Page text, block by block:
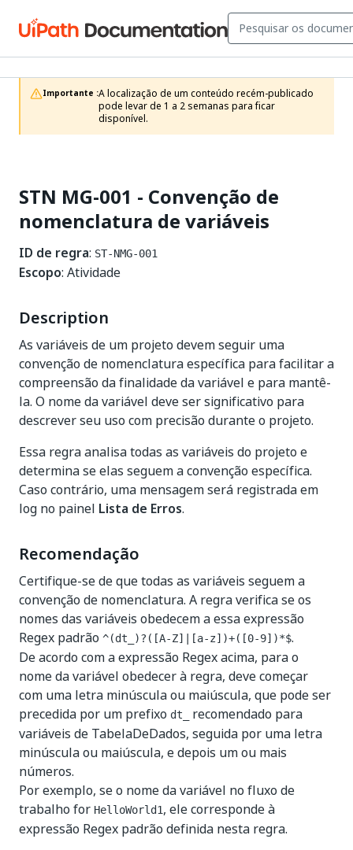
Importante :A localização de um conteúdo recém-publicado
pode levar de 1 a 2 semanas para ficar
disponível.
STN MG-001 - Convenção de
nomenclatura de variáveis
ID de regra: ST-NMG-001
Escopo: Atividade
Description
As variáveis de um projeto devem seguir uma
convenção de nomenclatura específica para facilitar a
compreensão da finalidade da variável e para mantê-
la. O nome da variável deve ser significativo para
descrever seu uso com precisão durante o projeto.
Essa regra analisa todas as variáveis do projeto e
determina se elas seguem a convenção específica.
Caso contrário, uma mensagem será registrada em
log no painel Lista de Erros.
Recomendação
Certifique-se de que todas as variáveis seguem a
convenção de nomenclatura. A regra verifica se os
nomes das variáveis obedecem a essa expressão
Regex padrão ^(dt_)?([A-Z]|[a-z])+([0-9])*$.
De acordo com a expressão Regex acima, para o
nome da variável obedecer à regra, deve começar
com uma letra minúscula ou maiúscula, que pode ser
precedida por um prefixo dt_
recomendado para
variáveis de TabelaDeDados, seguida por uma letra
minúscula ou maiúscula, e depois um ou mais
números.
Por exemplo, se o nome da variável no fluxo de
trabalho for HelloWorld1, ele corresponde à
expressão Regex padrão definida nesta regra.